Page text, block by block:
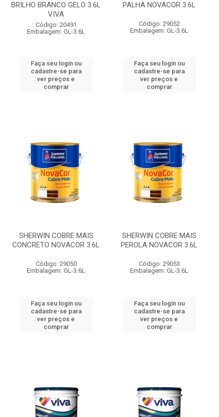
BRILHO BRANCO GELO 3.6L
VIVA
Código: 20491
Embalagem: GL-3.6L
Faça seu login ou
cadastre-se para
ver preços e
comprar
PALHA NOVACOR 3.6L
Código: 29052
Embalagem: GL-3.6L
Faça seu login ou
cadastre-se para
ver preços e
comprar
SHERWIN COBRE MAIS
CONCRETO NOVACOR 3.6L
Código: 29050
Embalagem: GL-3.6L
Faça seu login ou
cadastre-se para
ver preços e
comprar
SHERWIN COBRE MAIS
PEROLA NOVACOR 3.6L
Código: 29053
Embalagem: GL-3.6L
Faça seu login ou
cadastre-se para
ver preços e
comprar